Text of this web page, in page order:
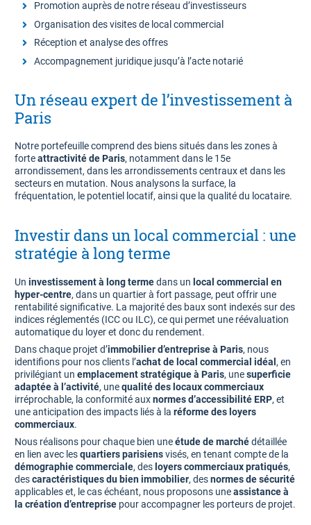
Promotion auprès de notre réseau d’investisseurs
Organisation des visites de local commercial
Réception et analyse des offres
Accompagnement juridique jusqu’à l’acte notarié
Un réseau expert de l’investissement à
Paris
Notre portefeuille comprend des biens situés dans les zones à
forteattractivité de Paris, notamment dans le 15e
arrondissement, dans les arrondissements centraux et dans les
secteurs en mutation. Nous analysons la surface, la
fréquentation, le potentiel locatif, ainsi que la qualité du locataire.
Investir dans un local commercial : une
stratégie à long terme
Un investissement à long termedans un local commercial en
hyper-centre, dans un quartier à fort passage, peut offrir une
rentabilité significative. La majorité des baux sont indexés sur des
indices réglementés (ICC ou ILC), ce qui permet une réévaluation
automatique du loyer et donc du rendement.
Dans chaque projet d’immobilier d’entreprise à Paris, nous
identifions pour nos clients l’achat de local commercial idéal , en
privilégiant un emplacement stratégique à Paris, unesuperficie
adaptée à l’activité, unequalité des locaux commerciaux
irréprochable, la conformité auxnormes d’accessibilité ERP, et
une anticipation des impacts liés à la réforme des loyers
commerciaux.
Nous réalisons pour chaque bien uneétude de marchédétaillée
en lien avec lesquartiers parisiensvisés, en tenant compte de la
démographie commerciale, des loyers commerciaux pratiqués,
descaractéristiques du bien immobilier, desnormes de sécurité
applicables et, le cas échéant, nous proposons uneassistance à
la création d’entreprise pour accompagner les porteurs de projet.